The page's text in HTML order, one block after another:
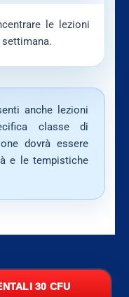
le lezioni
settimana.
anche lezioni
classe di
dovrà essere
e le tempistiche
30 CFU